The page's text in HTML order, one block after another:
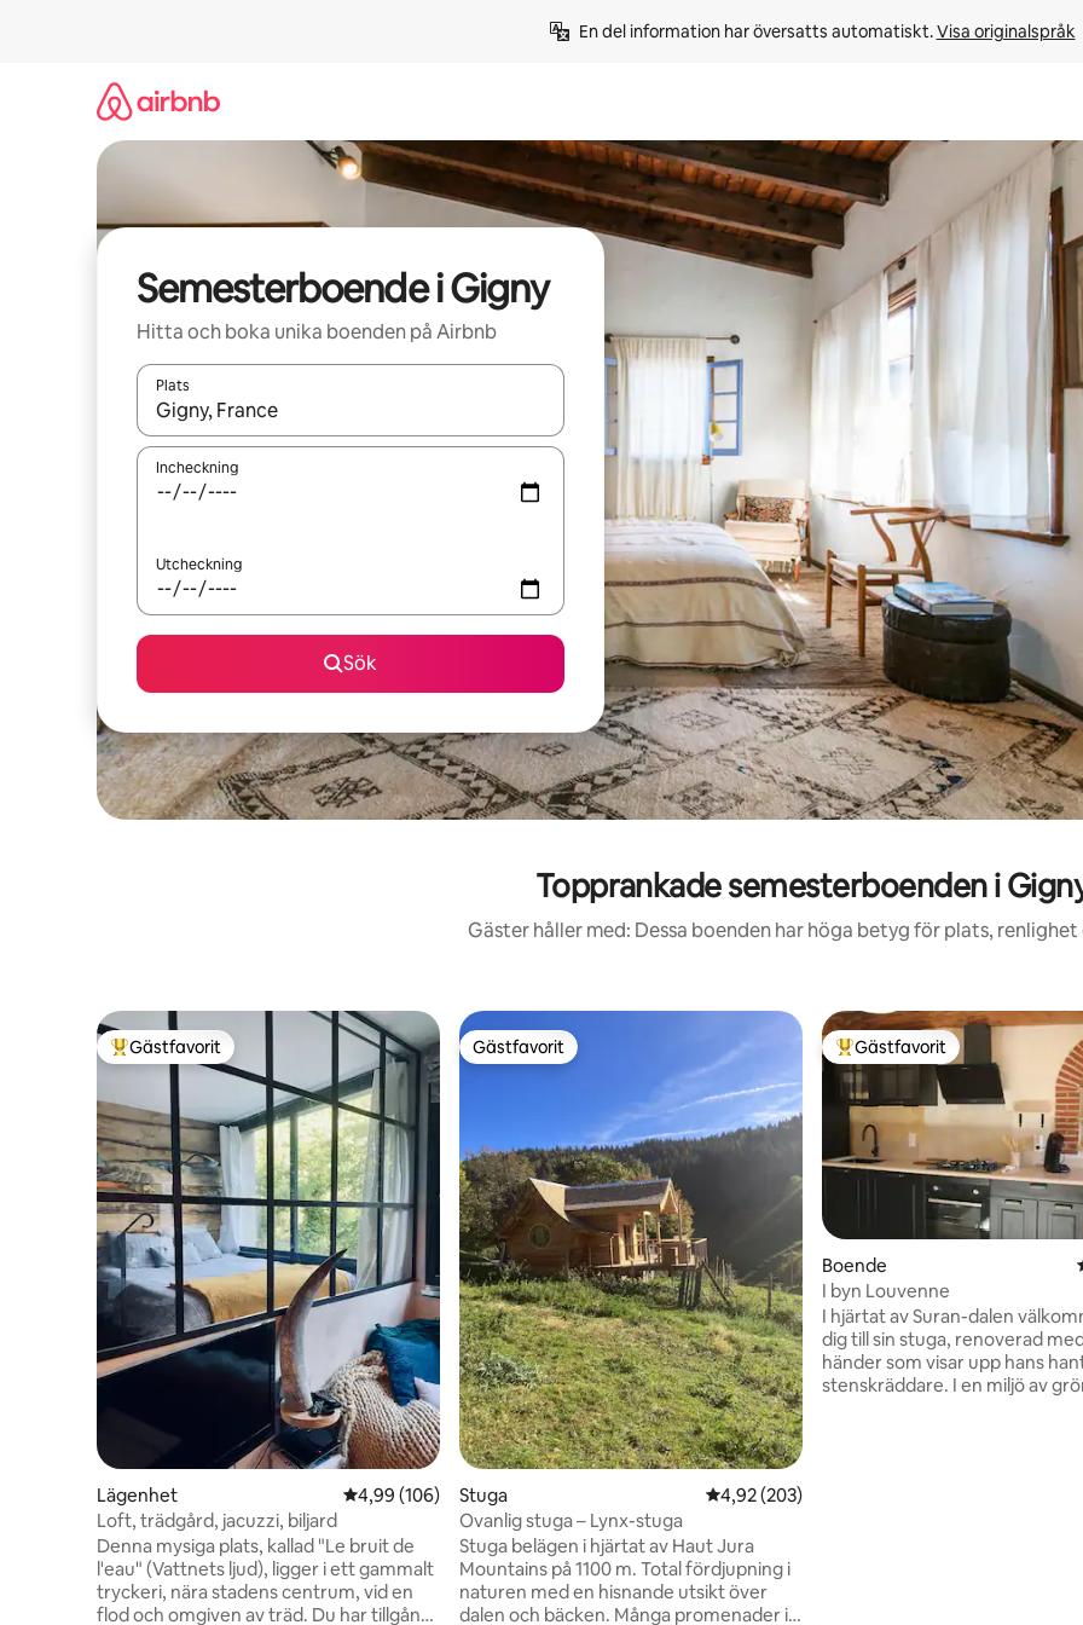
En del information har översatts automatiskt. Visa originalspråk
Semesterboende i Gigny
Hitta och boka unika boenden på Airbnb
Plats
När resultaten är tillgängliga kan du navigera med upp- och nedåtpilarna eller utforska genom att trycka eller svepa.
Incheckning
Utcheckning
Sök
Topprankade semesterboenden i
Gäster håller med: Dessa boenden har höga betyg för plats, renlighet
Populär gästfavorit
Gästfavorit
Lägenhet 4,99 av 5 i genomsnittligt betyg, 106 omdömen
4,99 (106)
Loft, trädgård, jacuzzi, biljard
Denna mysiga plats, kallad "Le bruit de
l'eau" (Vattnets ljud), ligger i ett gammalt
tryckeri, nära stadens centrum, vid en
flod och omgiven av träd. Du har tillgång
Gästfavorit
Gästfavorit
Stuga 4,92 av 5 i genomsnittligt betyg, 203
4,92 (203)
Ovanlig stuga – Lynx-stuga
Stuga belägen i hjärtat av Haut Jura
Mountains på 1100 m. Total fördjupning i
naturen med en hisnande utsikt över
dalen och bäcken. Många promenader i
Populär gästfavorit
Gästfavorit
Boende
I byn Louvenne
I hjärtat av Suran-dalen
dig till sin stuga, renoverad
händer som visar upp hans
stenskräddare. I en miljö av